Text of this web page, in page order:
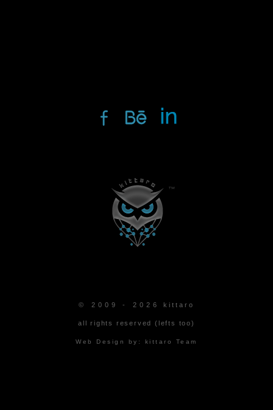
© 2009 - 2026 kittaro
all rights reserved (lefts too)
Web Design by: kittaro Team